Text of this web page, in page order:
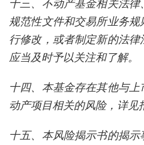
十三、不动产基金相关法律
规范性文件和交易所业务
行修改，或者制定新的法
应当及时予以关注和了解。
十四、本基金存在其他与
动产项目相关的风险，详见
十五、本风险揭示书的揭